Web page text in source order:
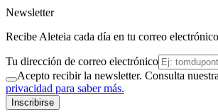
Newsletter
Recibe Aleteia cada día en tu correo
Tu dirección de correo electrónico
Acepto recibir la newsletter. Consulta nuestra
privacidad para saber más.
Inscribirse